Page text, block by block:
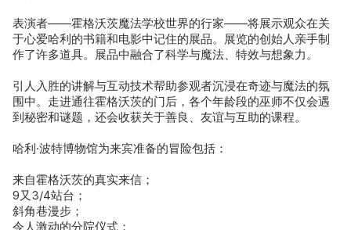
表演者——霍格沃茨魔法学校世界的行家——将展示观众在关
于心爱哈利的书籍和电影中记住的展品。展览的创始人亲手制
作了许多道具。展品中融合了科学与魔法、特效与想象力。
引人入胜的讲解与互动技术帮助参观者沉浸在奇迹与魔法的氛
围中。走进通往霍格沃茨的门后，各个年龄段的巫师不仅会遇
到秘密和谜题，还会收获关于善良、友谊与互助的课程。
哈利·波特博物馆为来宾准备的冒险包括：
来自霍格沃茨的真实来信；
9又3/4站台；
斜角巷漫步；
令人激动的分院仪式；